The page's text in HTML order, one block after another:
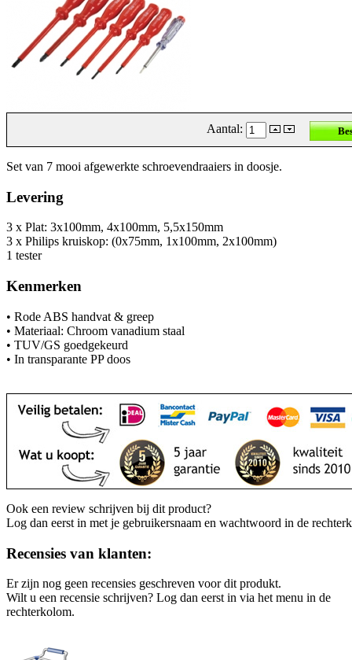
Aantal:
Set van 7 mooi afgewerkte schroevendraaiers in doosje.
Levering
3 x Plat: 3x100mm, 4x100mm, 5,5x150mm
3 x Philips kruiskop: (0x75mm, 1x100mm, 2x100mm)
1 tester
Kenmerken
• Rode ABS handvat & greep
• Materiaal: Chroom vanadium staal
• TUV/GS goedgekeurd
• In transparante PP doos
Ook een review schrijven bij dit product?
Log dan eerst in met je gebruikersnaam en wachtwoord in de
Recensies van klanten:
Er zijn nog geen recensies geschreven voor dit produkt.
Wilt u een recensie schrijven? Log dan eerst in via het menu in de
rechterkolom.